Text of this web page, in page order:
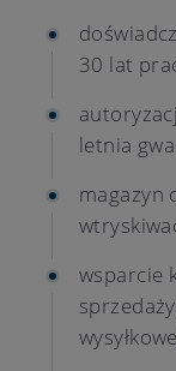
30 lat
letnia
magazyn
wsparcie